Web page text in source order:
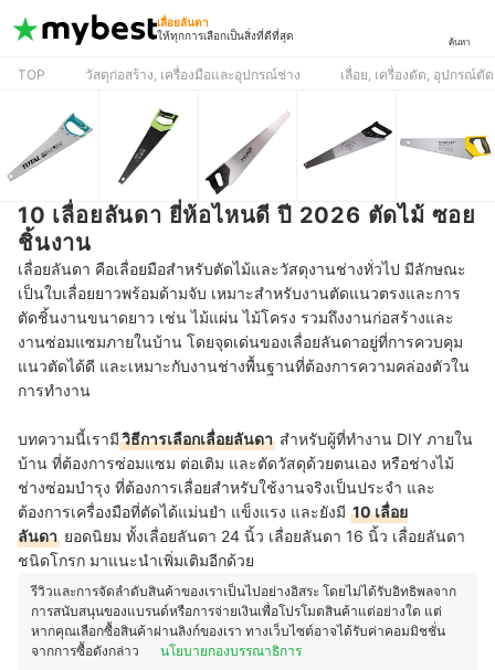
เลื่อยลันดา
ให้ทุกการเลือกเป็นสิ่งที่ดีที่สุด
ค้นหา
TOP วัสดุก่อสร้าง, เครื่องมือและอุปกรณ์ช่าง เลื่อย, เครื่องตัด, อุปกรณ์ตัด
10 เลื่อยลันดา ยี่ห้อไหนดี ปี 2026 ตัดไม้ ซอย
ชิ้นงาน
เลื่อยลันดา คือเลื่อยมือสำหรับตัดไม้และวัสดุงานช่างทั่วไป มีลักษณะ
เป็นใบเลื่อยยาวพร้อมด้ามจับ เหมาะสำหรับงานตัดแนวตรงและการ
ตัดชิ้นงานขนาดยาว เช่น ไม้แผ่น ไม้โครง รวมถึงงานก่อสร้างและ
งานซ่อมแซมภายในบ้าน โดยจุดเด่นของเลื่อยลันดาอยู่ที่การควบคุม
แนวตัดได้ดี และเหมาะกับงานช่างพื้นฐานที่ต้องการความคล่องตัวใน
การทำงาน
บทความนี้เรามีวิธีการเลือกเลื่อยลันดา สำหรับผู้ที่ทำงาน DIY ภายใน
บ้าน ที่ต้องการซ่อมแซม ต่อเติม และตัดวัสดุด้วยตนเอง หรือช่างไม้
ช่างซ่อมบำรุง ที่ต้องการเลื่อยสำหรับใช้งานจริงเป็นประจำ และ
ต้องการเครื่องมือที่ตัดได้แม่นยำ แข็งแรง และยังมี 10 เลื่อย
ลันดา ยอดนิยม ทั้งเลื่อยลันดา 24 นิ้ว เลื่อยลันดา 16 นิ้ว เลื่อยลันดา
ชนิดโกรก มาแนะนำเพิ่มเติมอีกด้วย
รีวิวและการจัดลำดับสินค้าของเราเป็นไปอย่างอิสระ โดยไม่ได้รับอิทธิพลจาก
การสนับสนุนของแบรนด์หรือการจ่ายเงินเพื่อโปรโมตสินค้าแต่อย่างใด แต่
หากคุณเลือกซื้อสินค้าผ่านลิงก์ของเรา ทางเว็บไซต์อาจได้รับค่าคอมมิชชั่น
จากการซื้อดังกล่าว
นโยบายกองบรรณาธิการ